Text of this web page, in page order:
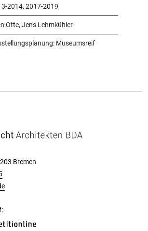
2014, 2017-2019
Otte, Jens Lehmkühler
Museumsreif
Bremen